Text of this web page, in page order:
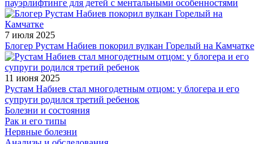
пауэрлифтинге для детей с ментальными особенностями
7 июля 2025
Блогер Рустам Набиев покорил вулкан Горелый на Камчатке
11 июня 2025
Рустам Набиев стал многодетным отцом: у блогера и его
супруги родился третий ребенок
Болезни и состояния
Рак и его типы
Нервные болезни